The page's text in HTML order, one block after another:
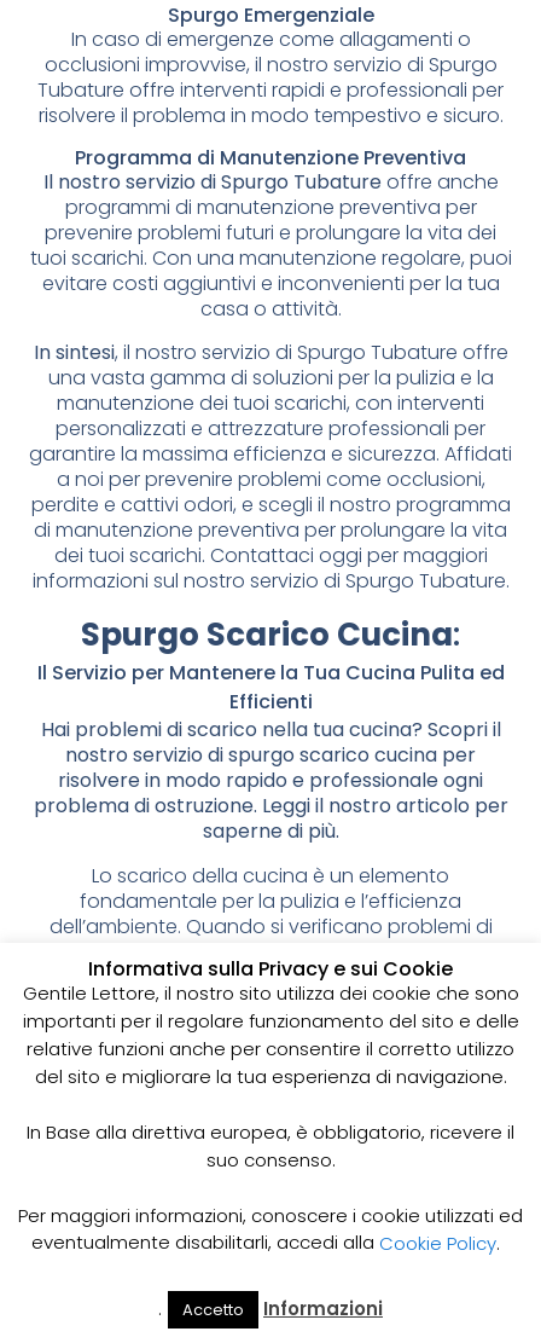
Spurgo Emergenziale
In caso di emergenze come allagamenti o
occlusioni improvvise, il nostro servizio di Spurgo
Tubature offre interventi rapidi e professionali per
risolvere il problema in modo tempestivo e sicuro.
Programma di Manutenzione Preventiva
Il nostro servizio di Spurgo Tubatureoffre anche
programmi di manutenzione preventiva per
prevenire problemi futuri e prolungare la vita dei
tuoi scarichi. Con una manutenzione regolare, puoi
evitare costi aggiuntivi e inconvenienti per la tua
casa o attività.
In sintesi, il nostro servizio di Spurgo Tubature offre
una vasta gamma di soluzioni per la pulizia e la
manutenzione dei tuoi scarichi, con interventi
personalizzati e attrezzature professionali per
garantire la massima efficienza e sicurezza. Affidati
a noi per prevenire problemi come occlusioni,
perdite e cattivi odori, e scegli il nostro programma
di manutenzione preventiva per prolungare la vita
dei tuoi scarichi. Contattaci oggi per maggiori
informazioni sul nostro servizio di Spurgo Tubature.
Spurgo Scarico Cucina:
Il Servizio per Mantenere la Tua Cucina Pulita ed
Efficienti
Hai problemi di scarico nella tua cucina? Scopri il
nostro servizio di spurgo scarico cucina per
risolvere in modo rapido e professionale ogni
problema di ostruzione. Leggi il nostro articolo per
saperne di più.
Lo scarico della cucina è un elemento
fondamentale per la pulizia e l’efficienza
dell’ambiente. Quando si verificano problemi di
diventa subito un ambiente sgradevole e poco
funzionale. Per risolvere questi problemi è
necessario affidarsi a un servizio professionale di
spurgo scarico cucina.
Cucina?
Il servizio di spurgo scarico cucina prevede l’utilizzo
gli ostacoli presenti nelle tubature e ripristinare il
corretto flusso d’acqua. Il nostro personale
specializzato, dotato di esperienza e competenza,
risolvere il problema di scarico e mantenere la tua
cucina pulita ed efficiente.
Cerca Il Mio
Informativa sulla Privacy e sui Cookie
Gentile Lettore, il nostro sito utilizza dei cookie che sono
importanti per il regolare funzionamento del sito e delle
relative funzioni anche per consentire il corretto utilizzo
del sito e migliorare la tua esperienza di navigazione.
In Base alla direttiva europea, è obbligatorio, ricevere il
suo consenso.
Per maggiori informazioni, conoscere i cookie utilizzati ed
eventualmente disabilitarli, accedi alla Cookie Policy.
. Accetto Informazioni